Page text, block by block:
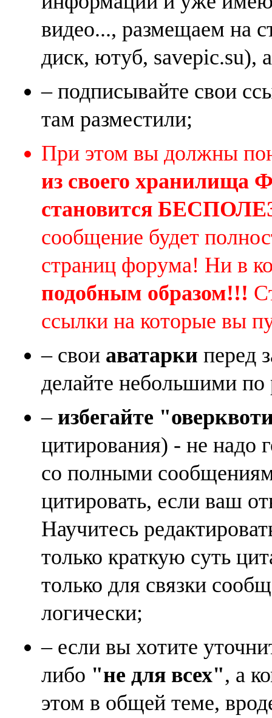
видео..., размещаем на
диск, ютуб, savepic.su),
– подписывайте свои
там разместили;
При этом вы должны
из своего
становится
сообщение будет
страниц форума! Ни в
подобным образом!!!
ссылки на которые вы
– свои аватарки перед
делайте небольшими по
– избегайте
цитирования) - не надо
со полными
цитировать, если ваш
Научитесь
только краткую суть
только для связки
логически;
– если вы хотите
либо "не для всех", а
этом в общей теме,